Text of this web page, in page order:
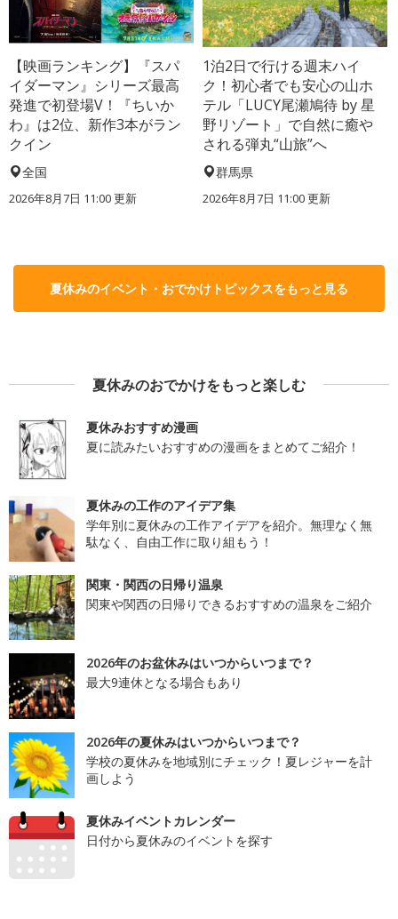
【映画ランキング】『スパ
イダーマン』シリーズ最高
発進で初登場V！『ちいか
わ』は2位、新作3本がラン
クイン
全国
2026年8月7日 11:00更新
1泊2日で行ける週末ハイ
ク！初心者でも安心の山ホ
テル「LUCY尾瀬鳩待 by 星
野リゾート」で自然に癒や
される弾丸“山旅”へ
群馬県
2026年8月7日 11:00更新
夏休みのイベント・おでかけトピックスをもっと見る
夏休みのおでかけをもっと楽しむ
夏休みおすすめ漫画
夏に読みたいおすすめの漫画をまとめてご紹介！
夏休みの工作のアイデア集
学年別に夏休みの工作アイデアを紹介。無理なく無
駄なく、自由工作に取り組もう！
関東・関西の日帰り温泉
関東や関西の日帰りできるおすすめの温泉をご紹介
2026年のお盆休みはいつからいつまで？
最大9連休となる場合もあり
2026年の夏休みはいつからいつまで？
学校の夏休みを地域別にチェック！夏レジャーを計
画しよう
夏休みイベントカレンダー
日付から夏休みのイベントを探す